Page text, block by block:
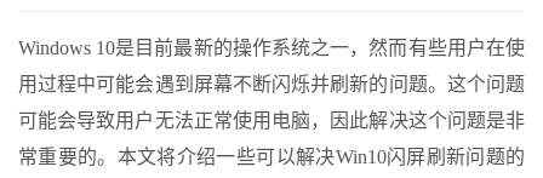
Windows 10是目前最新的操作系统之一，然而有些用户在使
用过程中可能会遇到屏幕不断闪烁并刷新的问题。这个问题
可能会导致用户无法正常使用电脑，因此解决这个问题是非
常重要的。本文将介绍一些可以解决Win10闪屏刷新问题的